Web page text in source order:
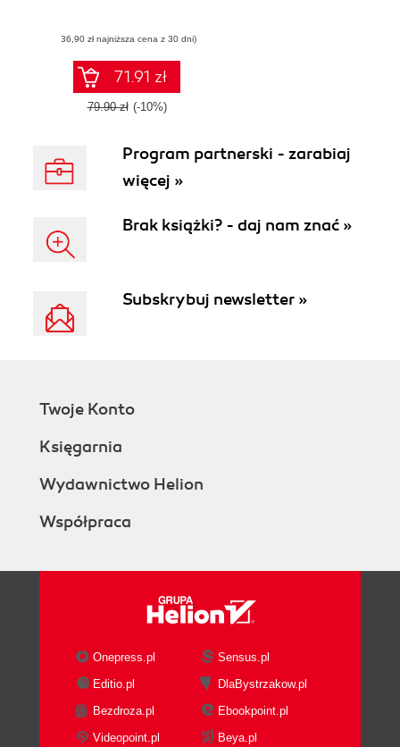
(36,90 zł najniższa cena z 30 dni)
71.91 zł
79.90 zł (-10%)
Program partnerski - zarabiaj
więcej »
Brak książki? - daj nam znać »
Subskrybuj newsletter »
Twoje Konto
Księgarnia
Wydawnictwo Helion
Współpraca
Onepress.pl
Sensus.pl
Editio.pl
DlaBystrzakow.pl
Bezdroza.pl
Ebookpoint.pl
Videopoint.pl
Beya.pl